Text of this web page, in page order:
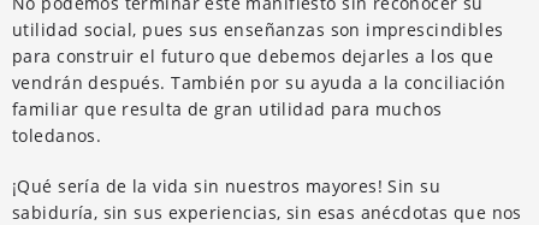
utilidad social, pues sus enseñanzas son imprescindibles
para construir el futuro que debemos dejarles a los que
vendrán después. También por su ayuda a la conciliación
familiar que resulta de gran utilidad para muchos
toledanos.
¡Qué sería de la vida sin nuestros mayores! Sin su
sabiduría, sin sus experiencias, sin esas anécdotas que nos